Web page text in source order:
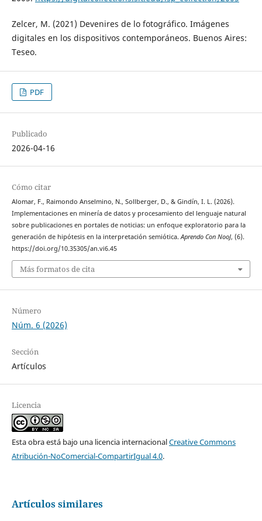
Zelcer, M. (2021) Devenires de lo fotográfico. Imágenes
digitales en los dispositivos contemporáneos. Buenos Aires:
Teseo.
PDF
Publicado
2026-04-16
Cómo citar
Alomar, F., Raimondo Anselmino, N., Sollberger, D., & Gindín, I. L. (2026).
Implementaciones en minería de datos y procesamiento del lenguaje natural
sobre publicaciones en portales de noticias: un enfoque exploratorio para la
generación de hipótesis en la interpretación semiótica.Aprendo Con NooJ, (6).
https://doi.org/10.35305/an.vi6.45
Más formatos de cita
Número
Núm. 6 (2026)
Sección
Artículos
Licencia
Esta obra está bajo una licencia internacionalCreative Commons
Atribución-NoComercial-CompartirIgual 4.0.
Artículos similares